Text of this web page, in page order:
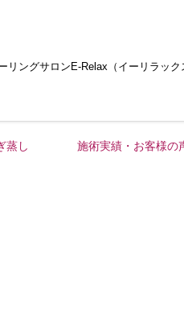
リングサロンE-Relax（イーリラック
蒸し 施術実績・お客様の